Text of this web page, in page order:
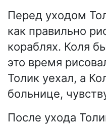
Перед уходом
как правильно
кораблях. Коля
это время
Толик уехал, а
больнице,
После ухода